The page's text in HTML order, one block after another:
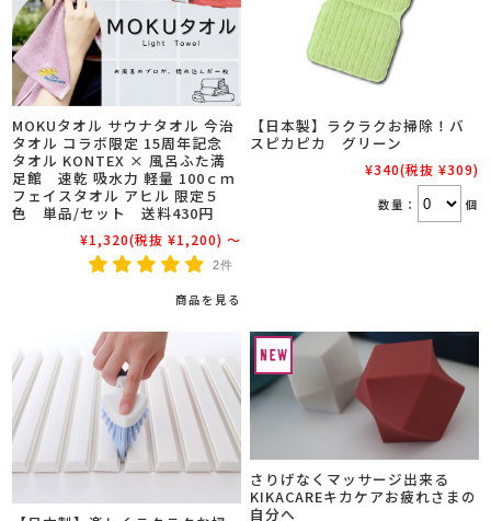
MOKUタオル サウナタオル 今治
タオル コラボ限定 15周年記念
タオル KONTEX × 風呂ふた満
足館 速乾 吸水力 軽量 100ｃｍ
フェイスタオル アヒル 限定５
色 単品/セット 送料430円
¥1,320(税抜 ¥1,200) ～
2件
商品を見る
【日本製】ラクラクお掃除！バ
スピカピカ グリーン
¥340(税抜 ¥309)
数量： 個
さりげなくマッサージ出来る
KIKACAREキカケアお疲れさまの
自分へ